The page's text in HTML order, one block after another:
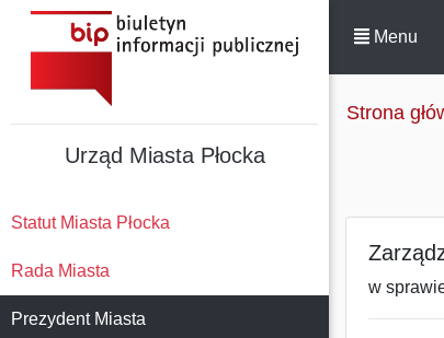
Urząd Miasta Płocka
Statut Miasta Płocka
Rada Miasta
Prezydent Miasta
Menu
Strona
w